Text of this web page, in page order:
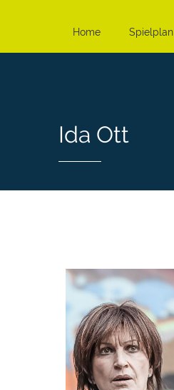
Home Spielplan
Ida Ott